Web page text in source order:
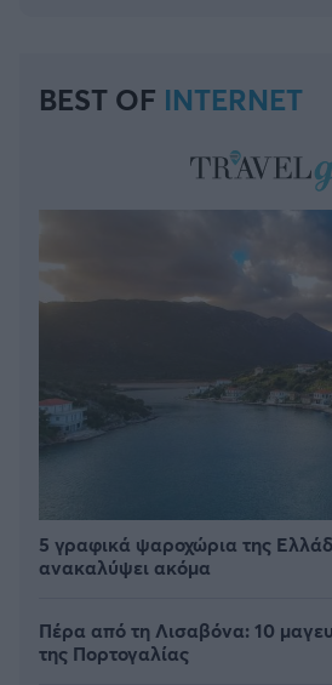
BEST OF INTERNET
5 γραφικά ψαροχώρια της
ανακαλύψει ακόμα
Πέρα από τη Λισαβόνα: 10
της Πορτογαλίας